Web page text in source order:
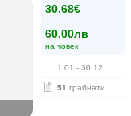
30.68€
60.00лв
на човек
1.01 - 30.12
51 грабнати